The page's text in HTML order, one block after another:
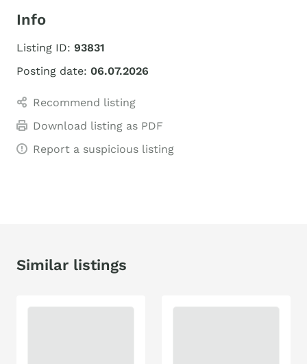
Info
Listing ID: 93831
Posting date: 06.07.2026
Recommend listing
Download listing as PDF
Report a suspicious listing
Similar listings